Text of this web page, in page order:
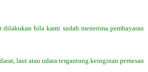
dilakukan bila kami sudah menerima pembayaran
laut atau udara tergantung keinginan pemesan